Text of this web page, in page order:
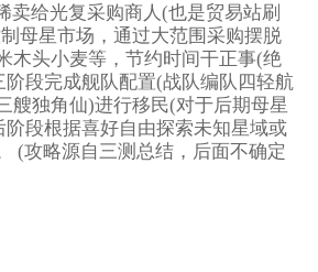
卖给光复采购商人(也是贸易站刷
母星市场，通过大范围采购摆脱
木头小麦等，节约时间干正事(绝
段完成舰队配置(战队编队四轻航
艘独角仙)进行移民(对于后期母星
段根据喜好自由探索未知星域或
(攻略源自三测总结，后面不确定